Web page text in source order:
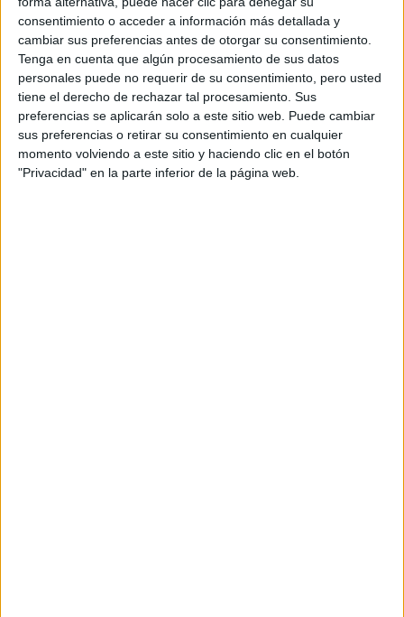
consentimiento o acceder a información más detallada y
cambiar sus preferencias antes de otorgar su consentimiento.
Tenga en cuenta que algún procesamiento de sus datos
personales puede no requerir de su consentimiento, pero usted
tiene el derecho de rechazar tal procesamiento. Sus
preferencias se aplicarán solo a este sitio web. Puede cambiar
sus preferencias o retirar su consentimiento en cualquier
momento volviendo a este sitio y haciendo clic en el botón
"Privacidad" en la parte inferior de la página web.
Soy estudiante de:*
Términos y Condiciones de Uso
Aceptolos Términos y Condicionesde uso*